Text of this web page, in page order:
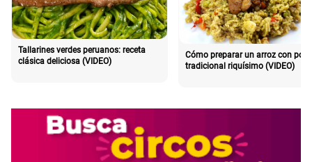
Tallarines verdes peruanos: receta
clásica deliciosa (VIDEO)
Cómo preparar un arroz con pollo
tradicional riquísimo (VIDEO)